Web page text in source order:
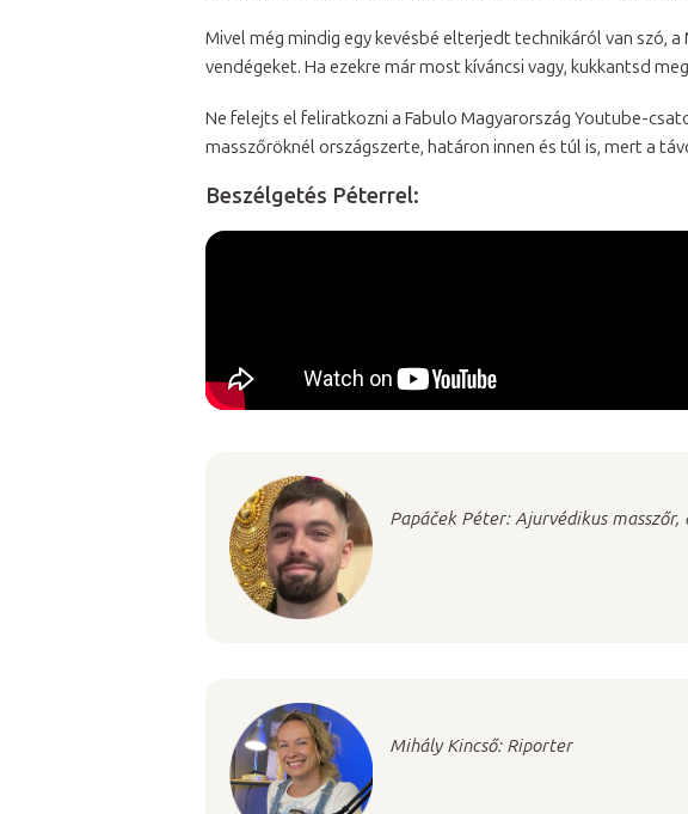
Mivel még mindig egy kevésbé elterjedt technikáról van szó,
vendégeket. Ha ezekre már most kíváncsi vagy, kukkantsd
Ne felejts el feliratkozni a Fabulo Magyarország Youtube-
masszőröknél országszerte, határon innen és túl is, mert a
Beszélgetés Péterrel:
Papáček Péter: Ajurvédikus
Mihály Kincső: Riporter